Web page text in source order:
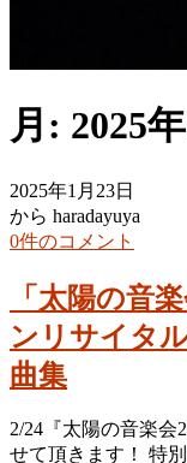
月: 2025
2025年1月23日
から haradayuya
0件のコメント
「太陽の音
ンリサイタ
曲集
2/24『太陽の音楽会
せて頂きます！ 特